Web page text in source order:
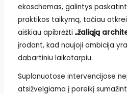
ekoschemas, galintys
praktikos taikymą, tačiau
aiškiau apibrėžti „žaliąją
įrodant, kad naujoji ambicija
dabartiniu laikotarpiu.
Suplanuotose intervencijose
atsižvelgiama į poreikį